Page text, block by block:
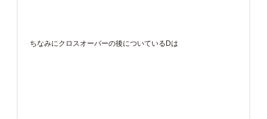
ちなみにクロスオーバーの後についているDは